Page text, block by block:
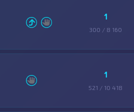
1
300 / 8 160
1
521 / 10 418